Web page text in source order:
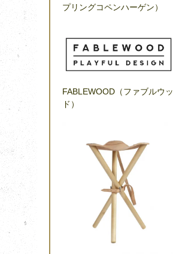
プリングコペンハーゲン）
FABLEWOOD（ファブルウッ
ド）